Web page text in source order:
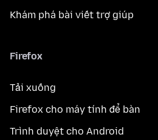
Khám phá bài viết trợ giúp
Firefox
Tải xuống
Firefox cho máy tính để bàn
Trình duyệt cho Android